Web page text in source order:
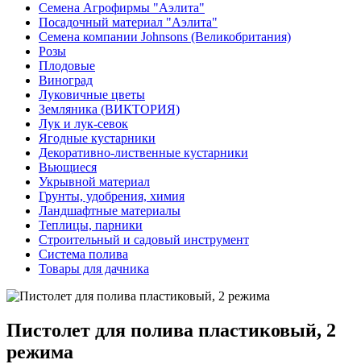
Семена Агрофирмы "Аэлита"
Посадочный материал "Аэлита"
Семена компании Johnsons (Великобритания)
Розы
Плодовые
Виноград
Луковичные цветы
Земляника (ВИКТОРИЯ)
Лук и лук-севок
Ягодные кустарники
Декоративно-лиственные кустарники
Вьющиеся
Укрывной материал
Грунты, удобрения, химия
Ландшафтные материалы
Теплицы, парники
Строительный и садовый инструмент
Система полива
Товары для дачника
Пистолет для полива пластиковый, 2
режима